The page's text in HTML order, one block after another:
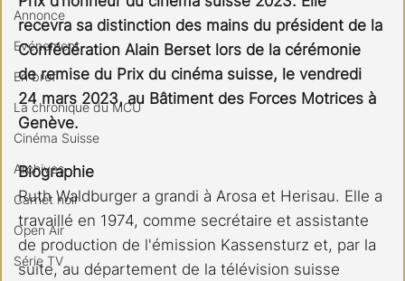
Annonce
Evénement
En bref
La chronique du MCU
Cinéma Suisse
Archives
Carnet noir
Open Air
Série TV
recevra sa distinction des mains du président de la
Confédération Alain Berset lors de la cérémonie
de remise du Prix du cinéma suisse, le vendredi
24 mars 2023, au Bâtiment des Forces Motrices à
Genève.
Biographie
Ruth Waldburger a grandi à Arosa et Herisau. Elle a
travaillé en 1974, comme secrétaire et assistante
de production de l'émission Kassensturz et, par la
suite, au département de la télévision suisse